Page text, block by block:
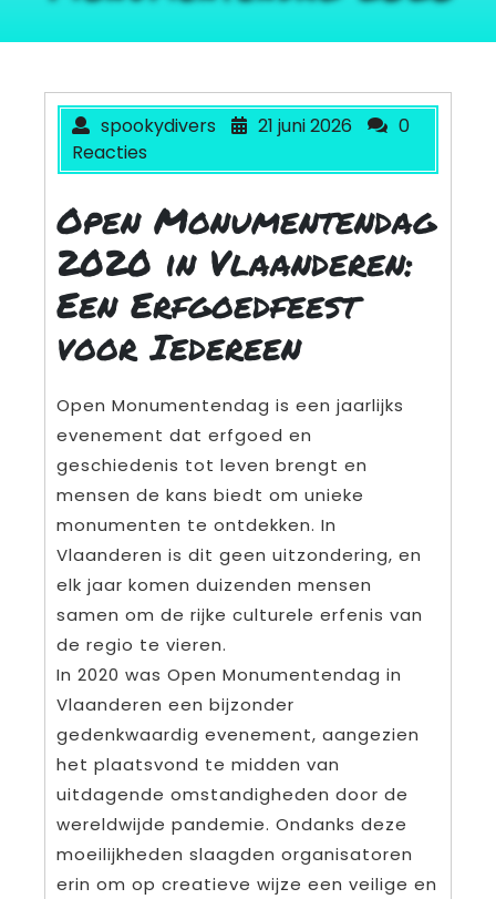
spookydivers 21 juni 2026
0
Reacties
Open Monumentendag
2020 in Vlaanderen:
Een Erfgoedfeest
voor Iedereen
Open Monumentendag is een jaarlijks
evenement dat erfgoed en
geschiedenis tot leven brengt en
mensen de kans biedt om unieke
monumenten te ontdekken. In
Vlaanderen is dit geen uitzondering, en
elk jaar komen duizenden mensen
samen om de rijke culturele erfenis van
de regio te vieren.
In 2020 was Open Monumentendag in
Vlaanderen een bijzonder
gedenkwaardig evenement, aangezien
het plaatsvond te midden van
uitdagende omstandigheden door de
wereldwijde pandemie. Ondanks deze
moeilijkheden slaagden organisatoren
erin om op creatieve wijze een veilige en